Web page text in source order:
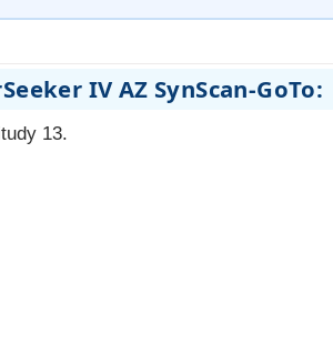
IV AZ SynScan-GoTo:
13.